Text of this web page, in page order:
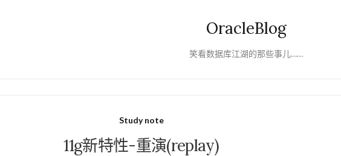
OracleBlog
笑看数据库江湖的那些事儿……
Study note
11g新特性-重演(replay)